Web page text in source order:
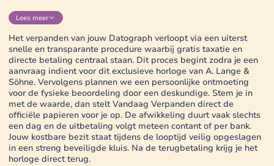
Lees meer
Het verpanden van jouw Datograph verloopt via een uiterst
snelle en transparante procedure waarbij gratis taxatie en
directe betaling centraal staan. Dit proces begint zodra je een
aanvraag indient voor dit exclusieve horloge van A. Lange &
Söhne. Vervolgens plannen we een persoonlijke ontmoeting
voor de fysieke beoordeling door een deskundige. Stem je in
met de waarde, dan stelt Vandaag Verpanden direct de
officiële papieren voor je op. De afwikkeling duurt vaak slechts
een dag en de uitbetaling volgt meteen contant of per bank.
Jouw kostbare bezit staat tijdens de looptijd veilig opgeslagen
in een streng beveiligde kluis. Na de terugbetaling krijg je het
horloge direct terug.